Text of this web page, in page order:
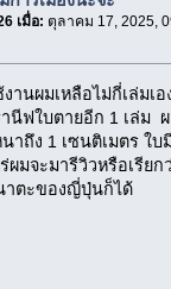
เมื่อ: ตุลาคม 17, 2025,
านผมเหลือไม่กี่เล่มเ
นีฟใบตายอีก 1 เล่ม
าถึง 1 เซนติเมตร ใบ
ร่ผมจะมารีวิวหรือเรี
าตะของญี่ปุ่นก็ได้